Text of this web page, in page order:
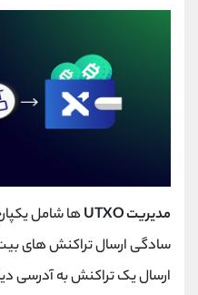
مدیریتUTXOها شامل
سادگی ارسال تراکنش های
ارسال یک تراکنش به آدرسی